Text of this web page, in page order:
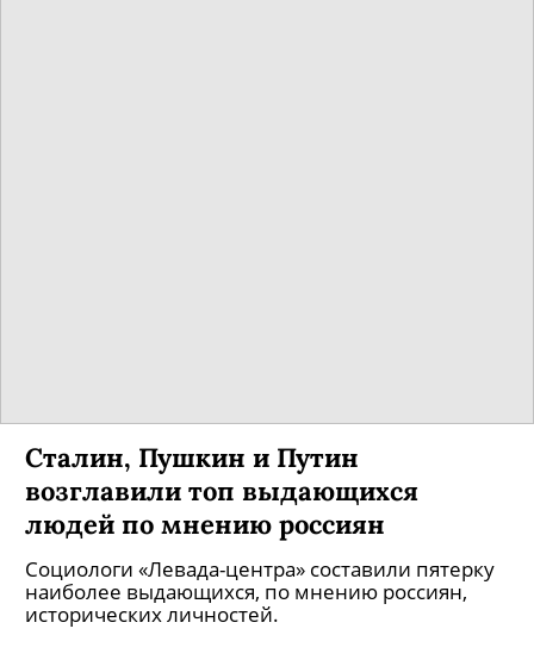
Сталин, Пушкин и Путин
возглавили топ выдающихся
людей по мнению россиян
Социологи «Левада-центра» составили пятерку
наиболее выдающихся, по мнению россиян,
исторических личностей.